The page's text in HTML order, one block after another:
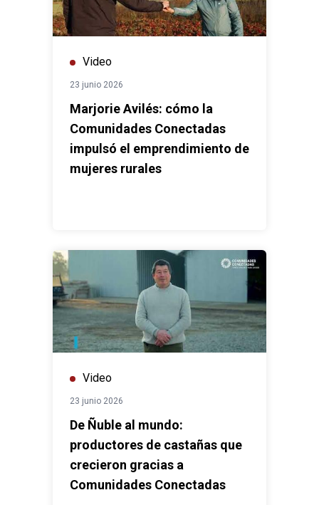
Video
23 junio 2026
Marjorie Avilés: cómo la
Comunidades Conectadas
impulsó el emprendimiento de
mujeres rurales
Video
23 junio 2026
De Ñuble al mundo:
productores de castañas que
crecieron gracias a
Comunidades Conectadas